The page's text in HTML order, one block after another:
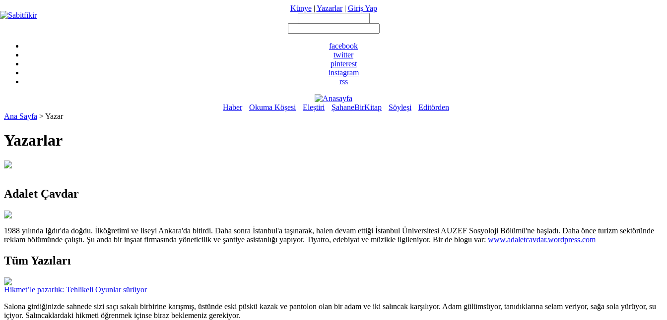
Künye| Yazarlar| Giriş Yap
facebook
twitter
pinterest
instagram
rss
Haber Okuma Köşesi Eleştiri ŞahaneBirKitap Söyleşi
Editörden
Ana Sayfa > Yazar
Yazarlar
Adalet Çavdar
1988 yılında Iğdır'da doğdu. İlköğretimi ve liseyi Ankara'da bitirdi. Daha sonra İstanbul'a taşınarak, halen devam ettiği İstanbul Üniversitesi AUZEF Sosyoloji Bölümü'ne başladı. Daha önce turizm sektöründe
reklam bölümünde çalıştı. Şu anda bir inşaat firmasında yöneticilik ve şantiye asistanlığı yapıyor. Tiyatro, edebiyat ve müzikle ilgileniyor. Bir de blogu var: www.adaletcavdar.wordpress.com
Tüm Yazıları
Hikmet’le pazarlık: Tehlikeli Oyunlar sürüyor
Salona girdiğinizde sahnede sizi saçı sakalı birbirine karışmış, üstünde eski püskü kazak ve pantolon olan bir adam ve iki salıncak karşılıyor. Adam gülümsüyor, tanıdıklarına selam veriyor, sağa sola yürüyor, su
içiyor. Salıncaklardaki hikmeti öğrenmek içinse biraz beklemeniz gerekiyor.